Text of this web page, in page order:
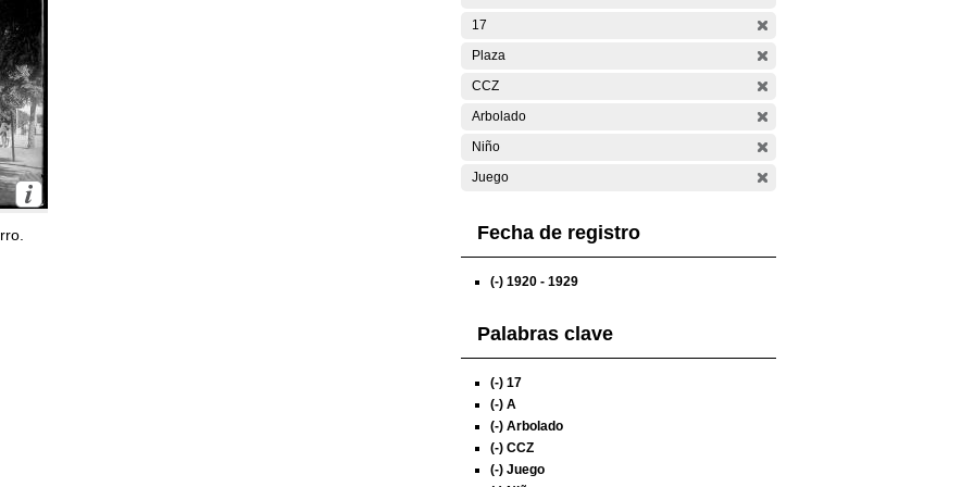
17
Plaza
CCZ
Arbolado
Niño
Juego
Fecha de registro
(-) 1920 - 1929
Palabras clave
(-) 17
(-) A
(-) Arbolado
(-) CCZ
(-) Juego